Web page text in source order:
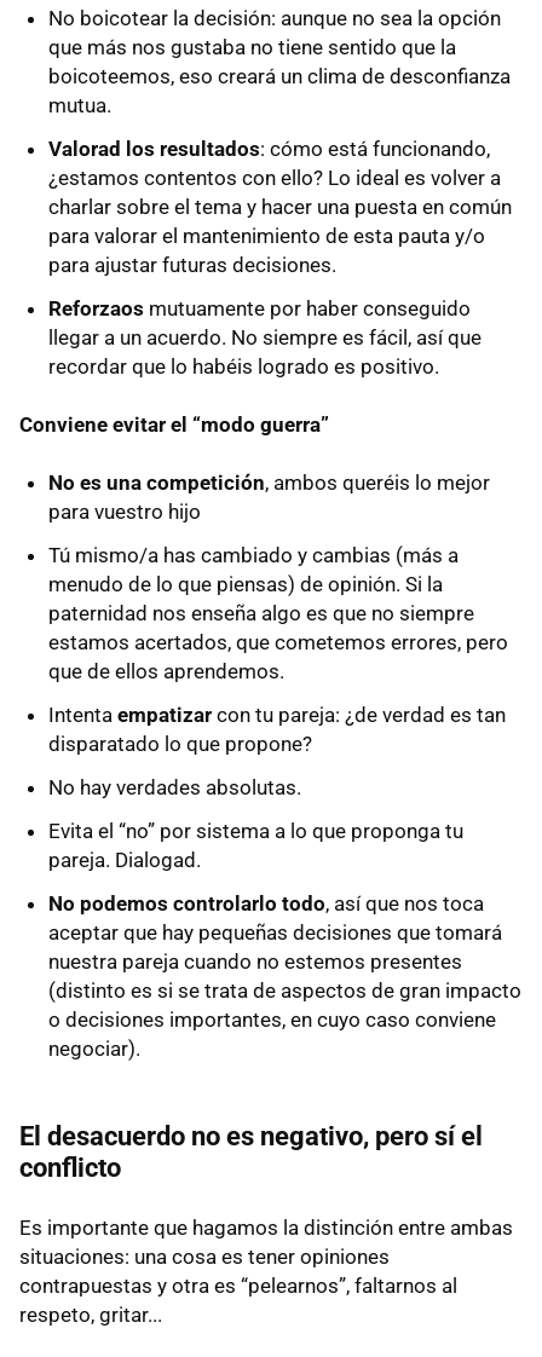
No boicotear la decisión: aunque no sea la opción
que más nos gustaba no tiene sentido que la
boicoteemos, eso creará un clima de desconfianza
mutua.
Valorad los resultados: cómo está funcionando,
¿estamos contentos con ello? Lo ideal es volver a
charlar sobre el tema y hacer una puesta en común
para valorar el mantenimiento de esta pauta y/o
para ajustar futuras decisiones.
Reforzaos mutuamente por haber conseguido
llegar a un acuerdo. No siempre es fácil, así que
recordar que lo habéis logrado es positivo.
Conviene evitar el “modo guerra”
No es una competición, ambos queréis lo mejor
para vuestro hijo
Tú mismo/a has cambiado y cambias (más a
menudo de lo que piensas) de opinión. Si la
paternidad nos enseña algo es que no siempre
estamos acertados, que cometemos errores, pero
que de ellos aprendemos.
Intenta empatizar con tu pareja: ¿de verdad es tan
disparatado lo que propone?
No hay verdades absolutas.
Evita el “no” por sistema a lo que proponga tu
pareja. Dialogad.
No podemos controlarlo todo, así que nos toca
aceptar que hay pequeñas decisiones que tomará
nuestra pareja cuando no estemos presentes
(distinto es si se trata de aspectos de gran impacto
o decisiones importantes, en cuyo caso conviene
negociar).
El desacuerdo no es negativo, pero sí el
conflicto
Es importante que hagamos la distinción entre ambas
situaciones: una cosa es tener opiniones
contrapuestas y otra es “pelearnos”, faltarnos al
respeto, gritar...